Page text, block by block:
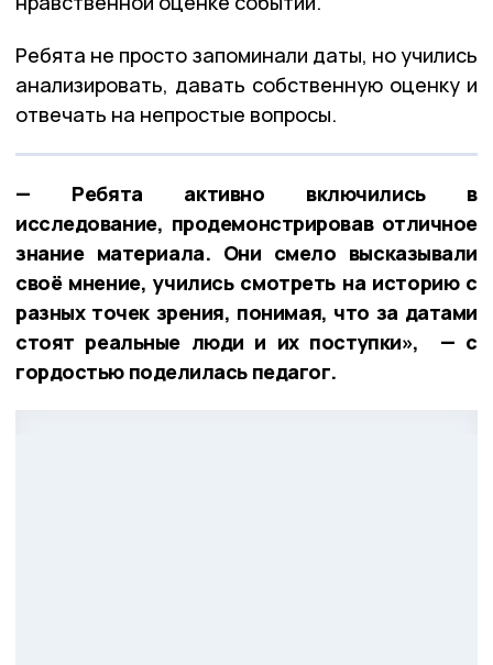
Ребята не просто запоминали даты, но учились
анализировать, давать собственную оценку и
отвечать на непростые вопросы.
— Ребята активно включились в
исследование, продемонстрировав отличное
знание материала. Они смело высказывали
своё мнение, учились смотреть на историю с
разных точек зрения, понимая, что за датами
стоят реальные люди и их поступки», — с
гордостью поделилась педагог.